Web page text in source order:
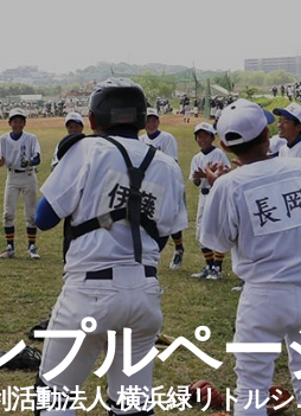
プルペー
活動法人 横浜緑リトル